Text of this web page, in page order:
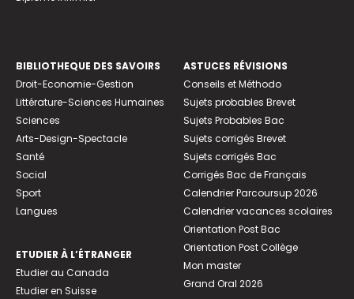
BIBLIOTHEQUE DES SAVOIRS
Droit-Economie-Gestion
Littérature-Sciences Humaines
Sciences
Arts-Design-Spectacle
Santé
Social
Sport
Langues
ETUDIER À L’ÉTRANGER
Etudier au Canada
Etudier en Suisse
ASTUCES RÉVISIONS
Conseils et Méthodo
Sujets probables Brevet
Sujets Probables Bac
Sujets corrigés Brevet
Sujets corrigés Bac
Corrigés Bac de Français
Calendrier Parcoursup 2026
Calendrier vacances scolaires
Orientation Post Bac
Orientation Post Collège
Mon master
Grand Oral 2026